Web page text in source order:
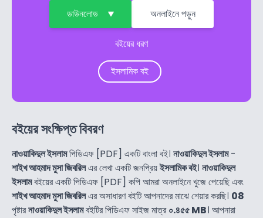
ডাউনলোড অনলাইনে পড়ুন
বইয়ের ধরণ
ইসলামিক বই
বইয়ের সংক্ষিপ্ত বিবরণ
নাওয়াকিদুল ইসলামপিডিএফ [PDF] একটি বাংলা বই। নাওয়াকিদুল ইসলাম-
শাইখ আহমাদ মুসা জিবরিলএর লেখা একটি জনপ্রিয়ইসলামিক বই। নাওয়াকিদুল
ইসলামবইয়ের একটি পিডিএফ [PDF] কপি আমরা অনলাইনে খুজে পেয়েছি এবং
শাইখ আহমাদ মুসা জিবরিলএর অসাধারণ বইটি আপনাদের মাঝে শেয়ার করছি। 08
পৃষ্টারনাওয়াকিদুল ইসলামবইটির পিডিএফ সাইজ মাত্র০.৪৫৫ MB। আপনারা